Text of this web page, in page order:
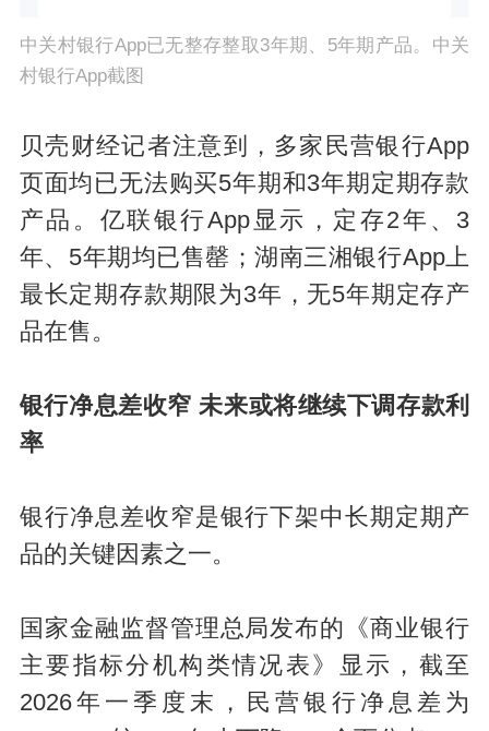
中关村银行App已无整存整取3年期、5年期产品。中关
村银行App截图
贝壳财经记者注意到，多家民营银行App
页面均已无法购买5年期和3年期定期存款
产品。亿联银行App显示，定存2年、3
年、5年期均已售罄；湖南三湘银行App上
最长定期存款期限为3年，无5年期定存产
品在售。
银行净息差收窄 未来或将继续下调存款利
率
银行净息差收窄是银行下架中长期定期产
品的关键因素之一。
国家金融监督管理总局发布的《商业银行
主要指标分机构类情况表》显示，截至
2026年一季度末，民营银行净息差为